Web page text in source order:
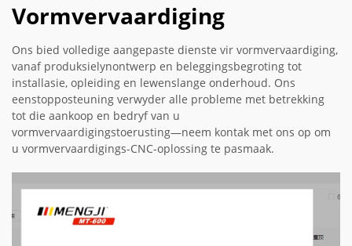
Vormvervaardiging
Ons bied volledige aangepaste dienste vir vormvervaardiging,
vanaf produksielynontwerp en beleggingsbegroting tot
installasie, opleiding en lewenslange onderhoud. Ons
eenstopposteuning verwyder alle probleme met betrekking
tot die aankoop en bedryf van u
vormvervaardigingstoerusting—neem kontak met ons op om
u vormvervaardigings-CNC-oplossing te pasmaak.